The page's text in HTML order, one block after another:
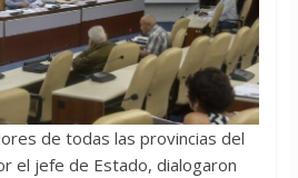
de todas las provincias del
el jefe de Estado, dialogaron